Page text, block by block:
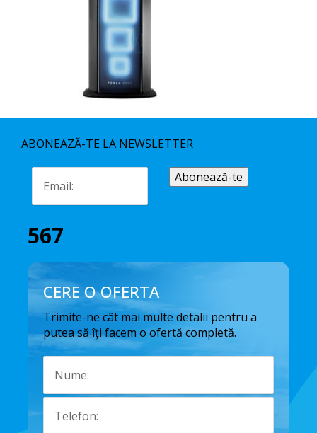
ABONEAZĂ-TE LA NEWSLETTER
567
CERE O OFERTA
Trimite-ne cât mai multe detalii pentru a
putea să îți facem o ofertă completă.